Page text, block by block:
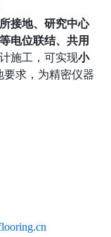
接地、研究中心
电位联结、共用
施工，可实现小
要求，为精密仪器